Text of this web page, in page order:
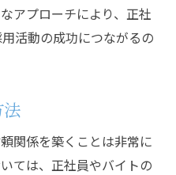
アプローチにより、正社
活動の成功につながるの
関係を築くことは非常に
ては、正社員やバイトの